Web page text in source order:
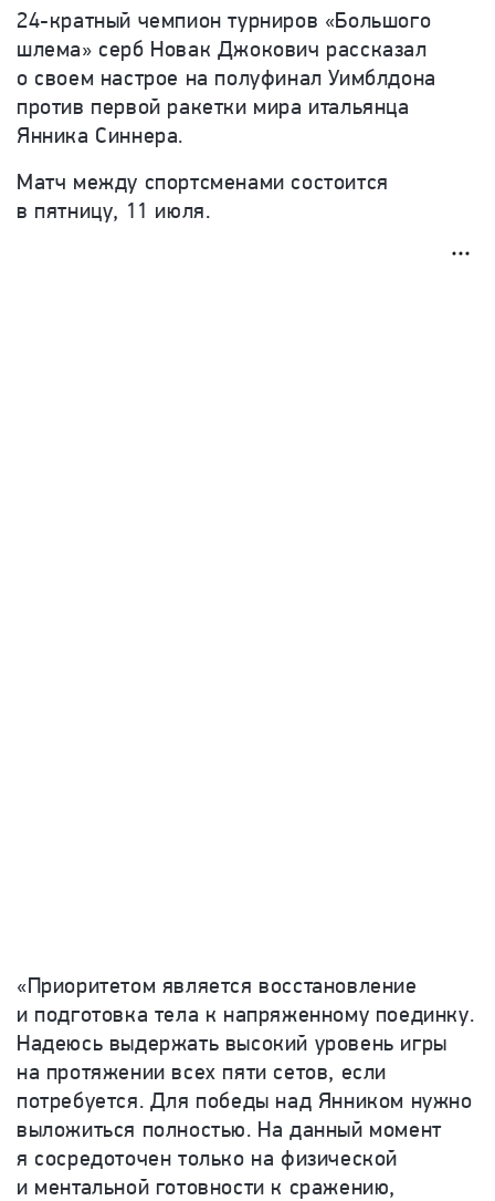
24-кратный чемпион турниров «Большого
шлема» серб Новак Джокович рассказал
о своем настрое на полуфинал Уимблдона
против первой ракетки мира итальянца
Янника Синнера.
Матч между спортсменами состоится
в пятницу, 11 июля.
«Приоритетом является восстановление
и подготовка тела к напряженному поединку.
Надеюсь выдержать высокий уровень игры
на протяжении всех пяти сетов, если
потребуется. Для победы над Янником нужно
выложиться полностью. На данный момент
я сосредоточен только на физической
и ментальной готовности к сражению,